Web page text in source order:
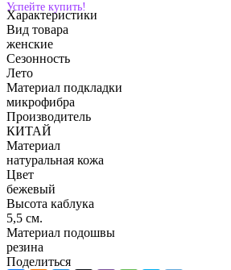
Успейте купить!
Характеристики
Вид товара
женские
Сезонность
Лето
Материал подкладки
микрофибра
Производитель
КИТАЙ
Материал
натуральная кожа
Цвет
бежевый
Высота каблука
5,5 см.
Материал подошвы
резина
Поделиться